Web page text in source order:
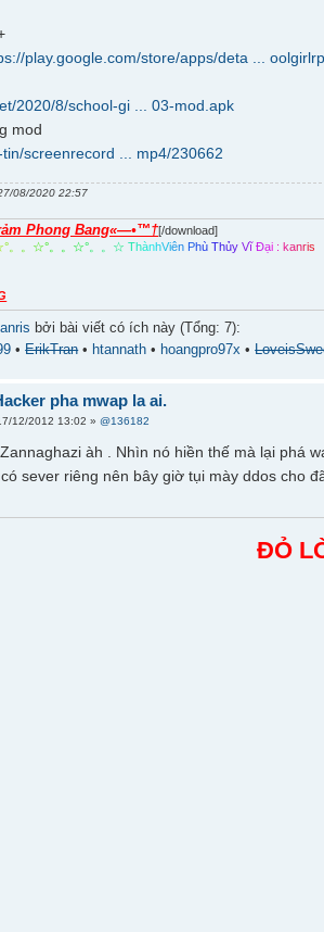
play.google.com/store/apps/deta ...
2020/8/school-gi ... 03-mod.apk
mod
screenrecord ... mp4/230662
08/2020 22:57
Phong Bang«—•™†[/download]
° ☆° ☆° ☆ ThànhViên Phù Thủy Vĩ Đại : kanris
bởi bài viết có ích này (Tổng: 7):
•ErikTran• htannath • hoangpro97x •
pha mwap la ai.
12/2012 13:02 »@136182
àh . Nhìn nó hiền thế mà lại phá
sever riêng nên bây giờ tụi mày ddos cho
ĐỎ